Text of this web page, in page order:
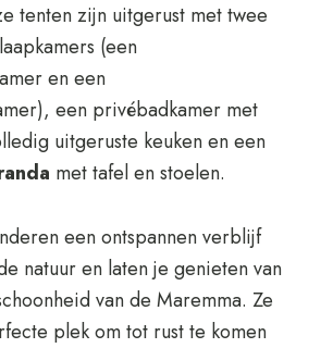
tenten zijn uitgerust met twee
(een
en een
een privébadkamer met
uitgeruste keuken en een
met tafel en stoelen.
een ontspannen verblijf
natuur en laten je genieten van
van de Maremma. Ze
plek om tot rust te komen